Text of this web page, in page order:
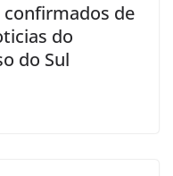
confirmados de
do
do Sul